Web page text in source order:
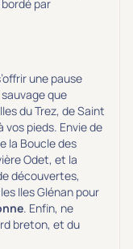
par
une pause
que
du Trez, de Saint
vos pieds. Envie de
la Boucle des
Odet, et la
découvertes,
Iles Glénan pour
. Enfin, ne
breton, et du